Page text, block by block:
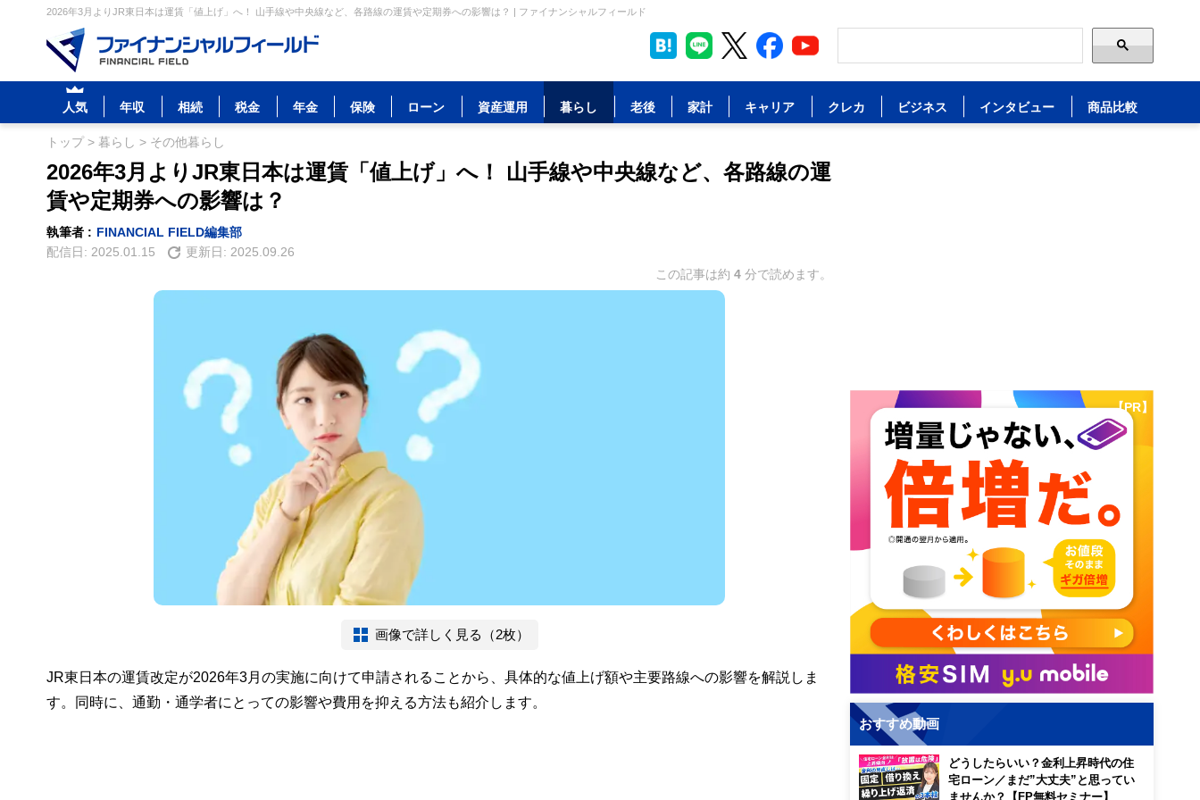
2026年3月よりJR東日本は運賃「値上げ」へ！ 山手線や中央線など、各路線の運賃や定期券への影響は？ | ファイナンシャルフィールド
人気 年収 相続 税金 年金 保険 ローン 資産運用 暮らし 老後 家計 キャリア クレカ ビジネス インタビュー 商品比較
トップ> 暮らし > その他暮らし
2026年3月よりJR東日本は運賃「値上げ」へ！ 山手線や中央線など、各路線の運
賃や定期券への影響は？
執筆者 : FINANCIAL FIELD編集部
配信日: 2025.01.15 更新日: 2025.09.26
この記事は約 4 分で読めます。
画像で詳しく見る（2枚）
JR東日本の運賃改定が2026年3月の実施に向けて申請されることから、具体的な値上げ額や主要路線への影響を解説しま
す。同時に、通勤・通学者にとっての影響や費用を抑える方法も紹介します。
【PR】
おすすめ動画
どうしたらいい？金利上昇時代の住
宅ローン／まだ”大丈夫”と思ってい
ませんか？【FP無料セミナー】